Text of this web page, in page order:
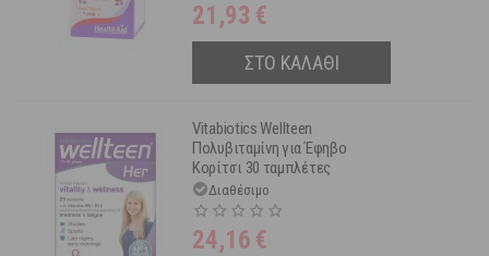
21,93 €
ΣΤΟ ΚΑΛΑΘΙ
Vitabiotics Wellteen
Πολυβιταμίνη για Έφηβο
Κορίτσι 30 ταμπλέτες
Διαθέσιμο
24,16 €